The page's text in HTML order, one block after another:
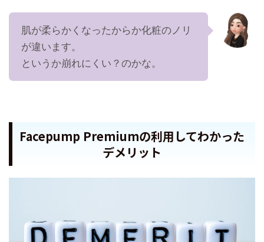
肌が柔らかくなったからか化粧のノリ
が違います。
というか崩れにくい？のかな。
Facepump Premiumの利用してわかった
デメリット